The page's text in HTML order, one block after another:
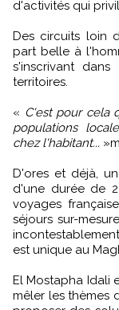
d'activités qui
Des circuits loin
part belle à
s'inscrivant
territoires.
« C'est pour cela
populations
chez l'habitant...
D'ores et déjà,
d'une durée de
voyages
séjours sur-
est unique au
El Mostapha Idali
mêler les thèmes